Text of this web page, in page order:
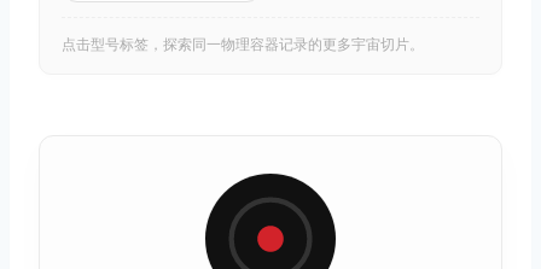
点击型号标签，探索同一物理容器记录的更多宇宙切片。